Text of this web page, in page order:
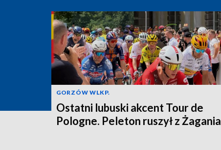
GORZÓW WLKP.
Ostatni lubuski akcent Tour de
Pologne. Peleton ruszył z Żagania